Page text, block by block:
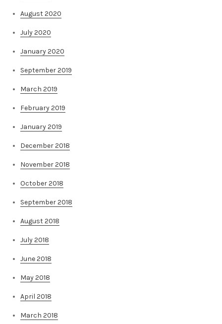
August 2020
July 2020
January 2020
September 2019
March 2019
February 2019
January 2019
December 2018
November 2018
October 2018
September 2018
August 2018
July 2018
June 2018
May 2018
April 2018
March 2018